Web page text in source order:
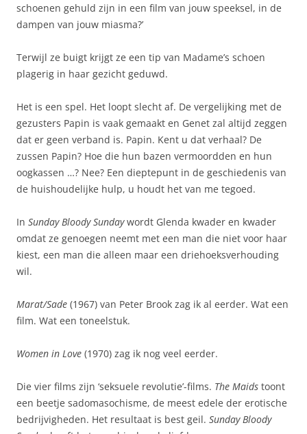
schoenen gehuld zijn in een film van jouw speeksel, in de
dampen van jouw miasma?’
Terwijl ze buigt krijgt ze een tip van Madame’s schoen
plagerig in haar gezicht geduwd.
Het is een spel. Het loopt slecht af. De vergelijking met de
gezusters Papin is vaak gemaakt en Genet zal altijd zeggen
dat er geen verband is. Papin. Kent u dat verhaal? De
zussen Papin? Hoe die hun bazen vermoordden en hun
oogkassen …? Nee? Een dieptepunt in de geschiedenis van
de huishoudelijke hulp, u houdt het van me tegoed.
In Sunday Bloody Sundaywordt Glenda kwader en kwader
omdat ze genoegen neemt met een man die niet voor haar
kiest, een man die alleen maar een driehoeksverhouding
wil.
Marat/Sade (1967) van Peter Brook zag ik al eerder. Wat een
film. Wat een toneelstuk.
Women in Love (1970) zag ik nog veel eerder.
Die vier films zijn ‘seksuele revolutie’-films. The Maids toont
een beetje sadomasochisme, de meest edele der erotische
bedrijvigheden. Het resultaat is best geil. Sunday Bloody